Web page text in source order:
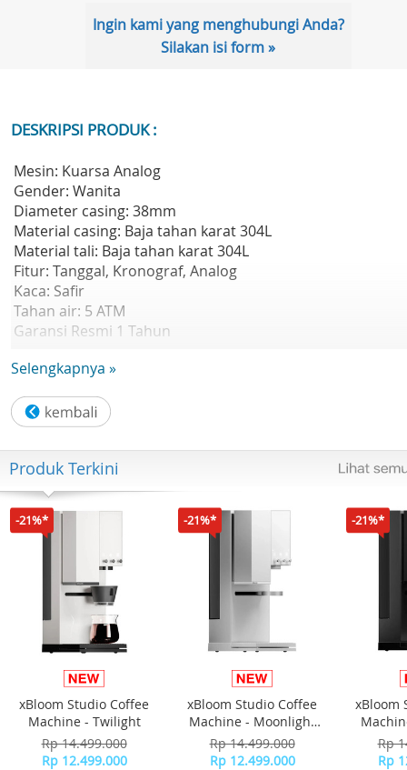
Ingin kami yang menghubungi Anda?
Silakan isi form »
DESKRIPSI PRODUK :
Mesin: Kuarsa Analog
Gender: Wanita
Diameter casing: 38mm
Material casing: Baja tahan karat 304L
Material tali: Baja tahan karat 304L
Fitur: Tanggal, Kronograf, Analog
Kaca: Safir
Tahan air: 5 ATM
Garansi Resmi 1 Tahun
Manual
Selengkapnya »
Produk Terkini
-21%*
xBloom Studio Coffee
Machine - Twilight
Rp 14.499.000
Rp 12.499.000
-21%*
xBloom Studio Coffee
Machine - Moonlight
White
Rp 14.499.000
Rp 12.499.000
-21%*
xBloom
Rp
Rp